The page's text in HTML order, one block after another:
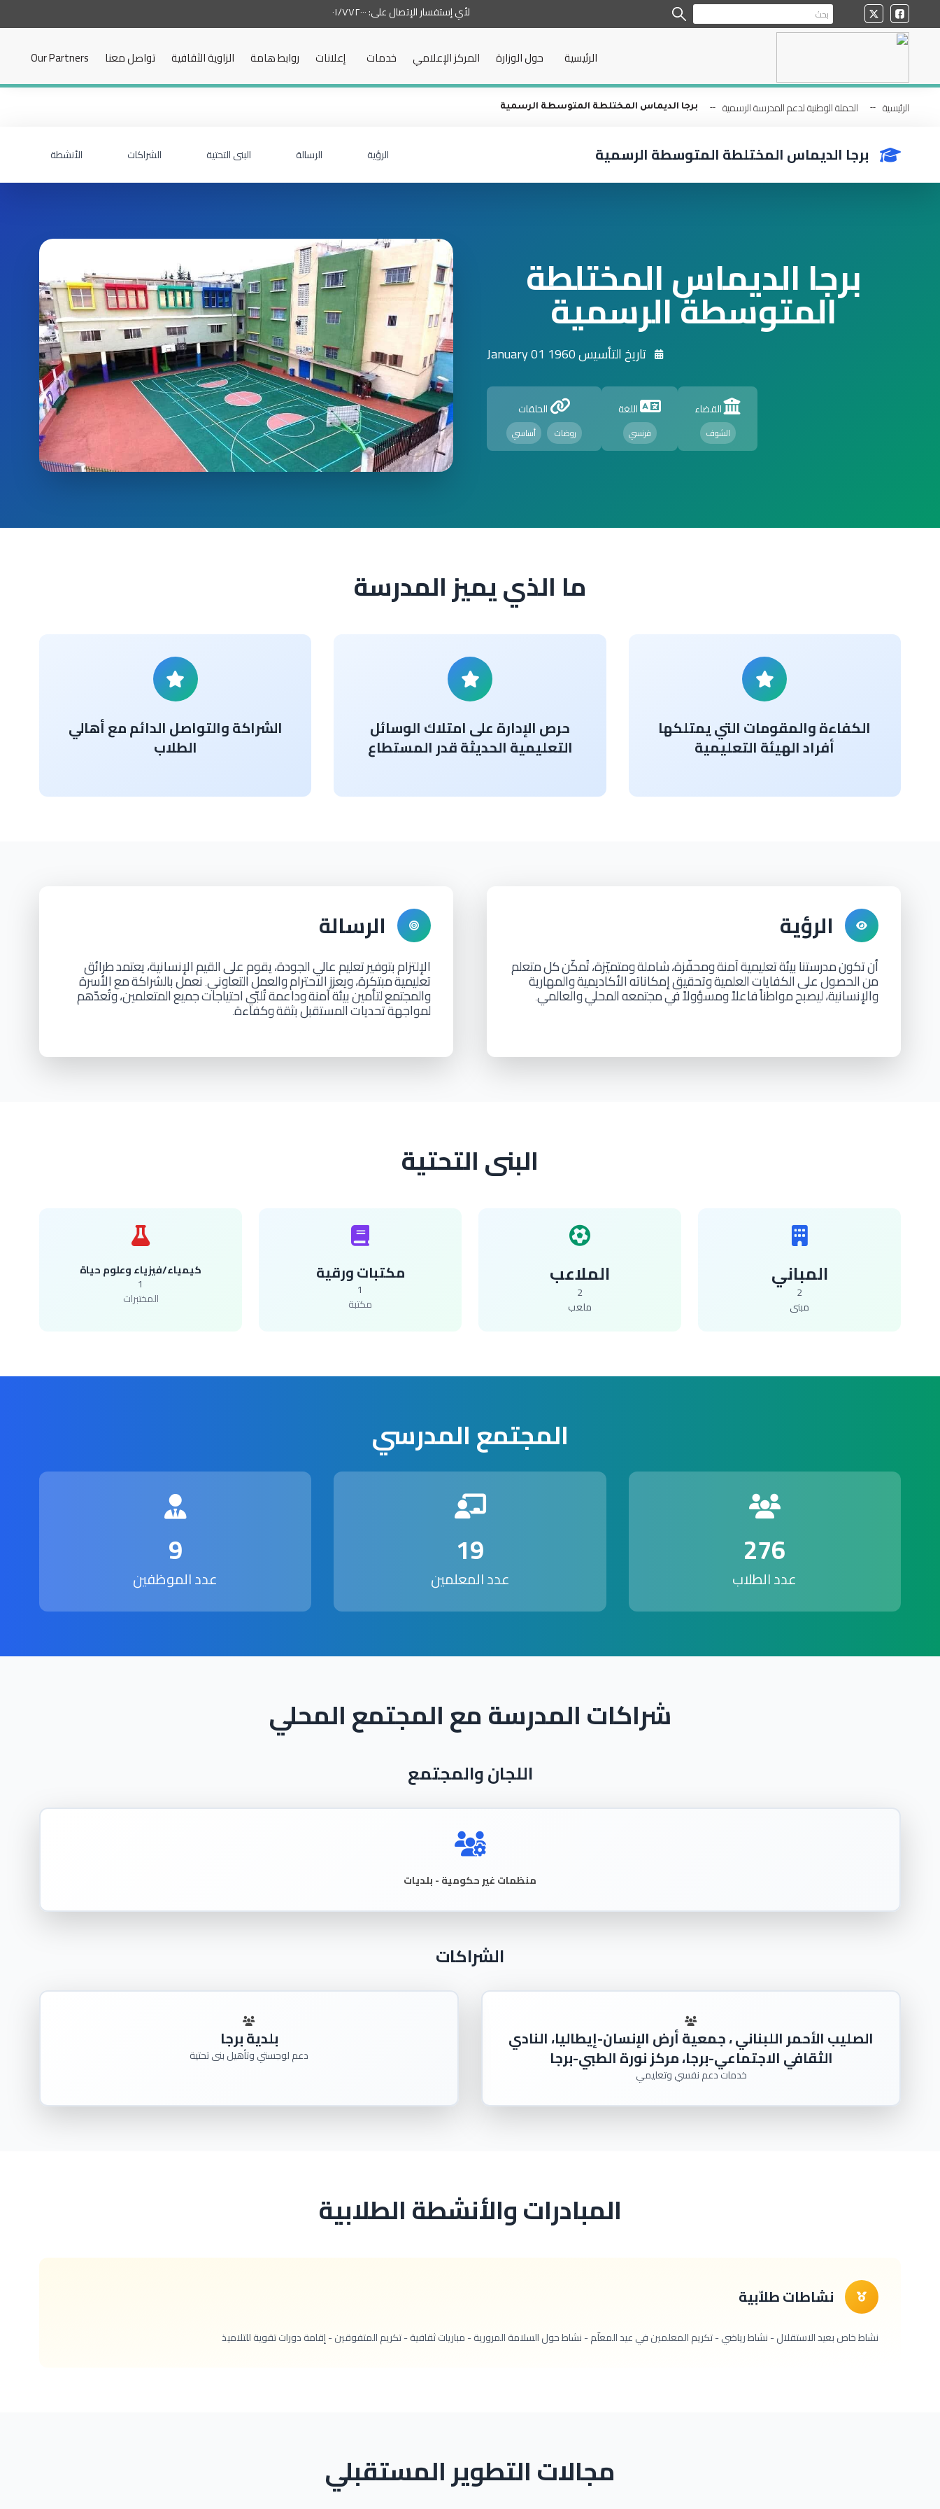
لأي إستفسار الإتصال على:٠١/٧٧٢٠٠٠
الرئيسية حول الوزارة المركز الإعلامي خدمات إعلانات روابط هامة الزاوية الثقافية تواصل معنا Our Partners
الرئيسية الحملة الوطنية لدعم المدرسة الرسمية برجا الديماس المختلطة المتوسطة الرسمية
برجا الديماس المختلطة المتوسطة الرسمية الرؤية الرسالة البنى التحتية الشراكات الأنشطة
برجا الديماس المختلطة
المتوسطة الرسمية
تاريخ التأسيس 1960 January 01
القضاء
الشوف
اللغة
فرنسي
الحلقات
روضات أساسي
ما الذي يميز المدرسة
الكفاءة والمقومات التي يمتلكها
أفراد الهيئة التعليمية
حرص الإدارة على امتلاك الوسائل
التعليمية الحديثة قدر المستطاع
الشراكة والتواصل الدائم مع أهالي
الطلاب
الرؤية
أنتكونمدرستنابيئةتعليميةآمنةومحفّزة،شاملةومتميّزة،تُمكّنكلمتعلم
منالحصولعلىالكفاياتالعلميةوتحقيقإمكاناتهالأكاديميةوالمهارية
والإنسانية،ليصبحمواطناًفاعلاًومسؤولاًفيمجتمعهالمحليوالعالمي.
الرسالة
الإلتزامبتوفيرتعليمعاليالجودة،يقومعلىالقيمالإنسانية،يعتمدطرائق
تعليميةمبتكرة،ويعززالاحتراموالعملالتعاوني. نعملبالشراكةمعالأسرة
والمجتمعلتأمينبيئةآمنةوداعمةتُلبّياحتياجاتجميعالمتعلمين،وتُعدّهم
لمواجهةتحدياتالمستقبلبثقةوكفاءة.
البنى التحتية
المباني
2
مبنى
الملاعب
2
ملعب
مكتبات ورقية
1
مكتبة
كيمياء/فيزياء وعلوم حياة
1
المختبرات
المجتمع المدرسي
276
عدد الطلاب
19
عدد المعلمين
9
عدد الموظفين
شراكات المدرسة مع المجتمع المحلي
اللجان والمجتمع
منظمات غير حكومية - بلديات
الشراكات
الصليب الأحمر اللبناني ، جمعية أرض الإنسان-إيطاليا، النادي
الثقافي الاجتماعي-برجا، مركز نورة الطبي-برجا
خدمات دعم نفسي وتعليمي
بلدية برجا
دعم لوجستي وتأهيل بنى تحتية
المبادرات والأنشطة الطلابية
نشاطات طلاّبية
نشاط خاص بعيد الاستقلال - نشاط رياضي - تكريم المعلمين في عيد المعلّم - نشاط حول السلامة المرورية - مباريات ثقافية - تكريم المتفوقين - إقامة دورات تقوية للتلاميذ
مجالات التطوير المستقبلي